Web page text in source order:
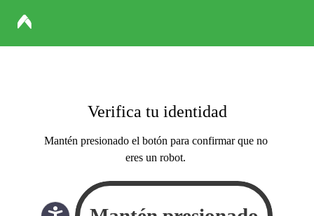
Verifica tu identidad
Mantén presionado el botón para confirmar que no
eres un robot.